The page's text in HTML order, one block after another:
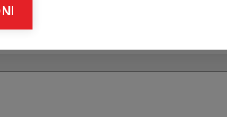
ci aiutano a migliorare il nostro sito